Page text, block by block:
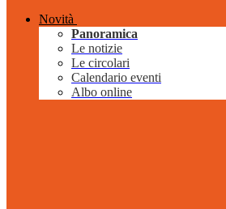
Novità
Panoramica
Le notizie
Le circolari
Calendario eventi
Albo online